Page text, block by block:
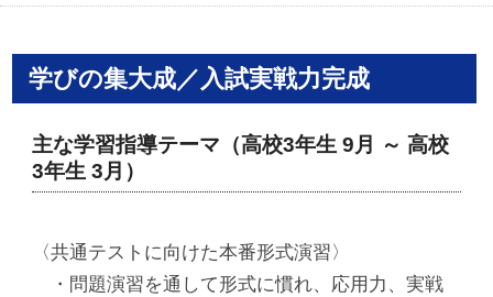
学びの集大成／入試実戦力完成
主な学習指導テーマ（高校3年生 9月 ～ 高校
3年生 3月）
〈共通テストに向けた本番形式演習〉
・問題演習を通して形式に慣れ、応用力、実戦